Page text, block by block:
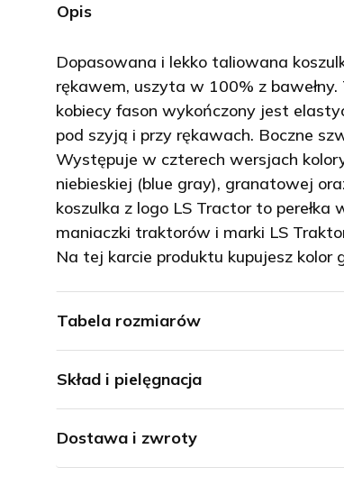
Opis
Dopasowana i lekko taliowana
rękawem, uszyta w 100% z
kobiecy fason wykończony jest
pod szyją i przy rękawach. Boczne
Występuje w czterech wersjach
niebieskiej (blue gray), granatowej
koszulka z logo LS Tractor to
maniaczki traktorów i marki LS
Na tej karcie produktu kupujesz kolor
Tabela rozmiarów
Skład i pielęgnacja
Dostawa i zwroty